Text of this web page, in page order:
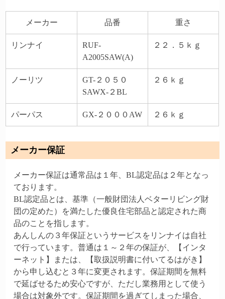
メーカー 品番 重さ
リンナイ
RUF-
A2005SAW(A)
２２．５ｋｇ
ノーリツ
GT-２０５０
SAWX-２BL
２６ｋｇ
パーパス GX-２０００AW ２６ｋｇ
メーカー保証
メーカー保証は通常品は１年、BL認定品は２年となっ
ております。
BL認定品とは、基準（一般財団法人ベターリビング財
団の定めた）を満たした優良住宅部品と認定された商
品のことを指します。
あんしんの３年保証というサービスをリンナイは自社
で行っています。普通は１～２年の保証が、【インタ
ーネット】または、【取扱説明書に付いてるはがき】
から申し込むと３年に変更されます。保証期間を無料
で延ばせるため安心ですが、ただし業務用として使う
場合は対象外です。保証期間を過ぎてしまった場合、